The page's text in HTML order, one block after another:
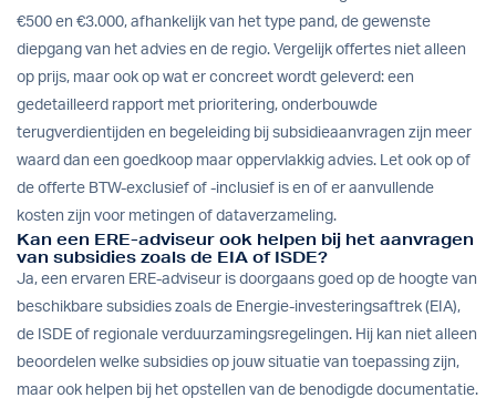
€500 en €3.000, afhankelijk van het type pand, de gewenste
diepgang van het advies en de regio. Vergelijk offertes niet alleen
op prijs, maar ook op wat er concreet wordt geleverd: een
gedetailleerd rapport met prioritering, onderbouwde
terugverdientijden en begeleiding bij subsidieaanvragen zijn meer
waard dan een goedkoop maar oppervlakkig advies. Let ook op of
de offerte BTW-exclusief of -inclusief is en of er aanvullende
kosten zijn voor metingen of dataverzameling.
Kan een ERE-adviseur ook helpen bij het aanvragen
van subsidies zoals de EIA of ISDE?
Ja, een ervaren ERE-adviseur is doorgaans goed op de hoogte van
beschikbare subsidies zoals de Energie-investeringsaftrek (EIA),
de ISDE of regionale verduurzamingsregelingen. Hij kan niet alleen
beoordelen welke subsidies op jouw situatie van toepassing zijn,
maar ook helpen bij het opstellen van de benodigde documentatie.